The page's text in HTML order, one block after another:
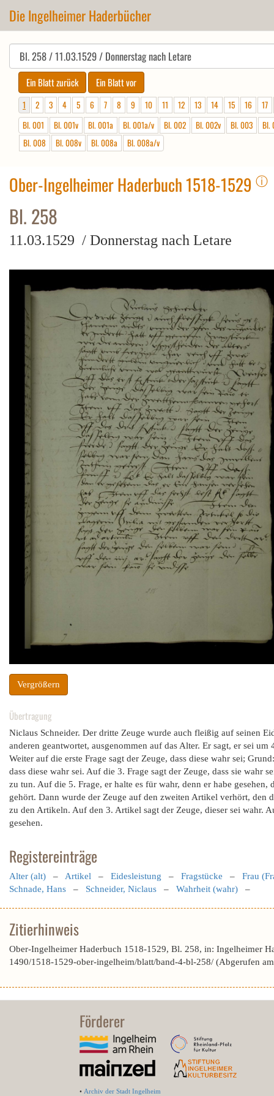
Die Ingelheimer Haderbücher
1 2 3 4 5 6 7 8 9 10 11 12 13 14 15 16
17
Bl. 001
Bl. 001v Bl. 001a Bl. 001a/v Bl. 002 Bl. 002v Bl. 003
Bl.
Bl. 008
Bl. 008v Bl. 008a Bl. 008a/v
Ober-Ingelheimer Haderbuch 1518-1529 ⓘ
Bl. 258
11.03.1529 / Donnerstag nach Letare
Vergrößern
Übertragung
Niclaus Schneider. Der dritte Zeuge wurde auch fleißig auf seinen
anderen geantwortet, ausgenommen auf das Alter. Er sagt, er sei
Weiter auf die erste Frage sagt der Zeuge, dass diese wahr sei;
dass diese wahr sei. Auf die 3. Frage sagt der Zeuge, dass sie wahr
zu tun. Auf die 5. Frage, er halte es für wahr, denn er habe
gehört. Dann wurde der Zeuge auf den zweiten Artikel verhört, den
zu den Artikeln. Auf den 3. Artikel sagt der Zeuge, dieser sei wahr.
gesehen.
Registereinträge
Alter (alt) – Artikel – Eidesleistung – Fragstücke – Frau
Schnade, Hans – Schneider, Niclaus – Wahrheit (wahr) –
Zitierhinweis
Ober-Ingelheimer Haderbuch 1518-1529, Bl. 258, in: Ingelheimer
1490/1518-1529-ober-ingelheim/blatt/band-4-bl-258/ (Abgerufen
Förderer
• Archiv der Stadt Ingelheim